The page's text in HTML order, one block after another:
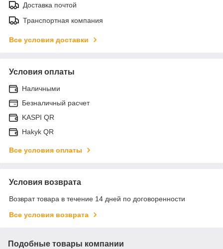
Доставка почтой
Транспортная компания
Все условия доставки
Условия оплаты
Наличными
Безналичный расчет
KASPI QR
Hakyk QR
Все условия оплаты
Условия возврата
Возврат товара в течение 14 дней по договоренности
Все условия возврата
Подобные товары компании